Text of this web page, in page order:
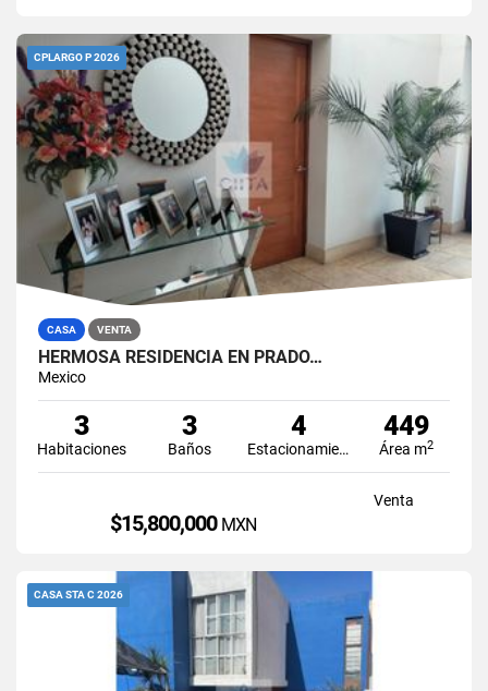
CPLARGO P 2026
CASA VENTA
HERMOSA RESIDENCIA EN PRADO…
Mexico
3
Habitaciones
3
Baños
4
Estacionamiento
449
Área m2
Venta
$15,800,000 MXN
CASA STA C 2026